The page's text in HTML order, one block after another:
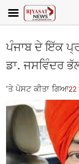
ਪੰਜਾਬ ਦੇ ਇੱਕ
ਡਾ. ਜਸਵਿੰਦਰ
'ਤੇ ਪੋਸਟ ਕੀਤਾ ਗਿਆ22